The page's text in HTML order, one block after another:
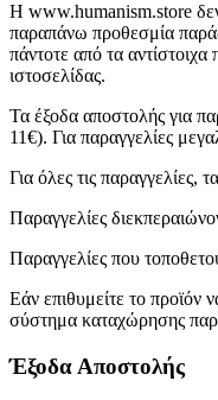
Η www.humanism.store
παραπάνω προθεσμία
πάντοτε από τα
ιστοσελίδας.
Τα έξοδα αποστολής για
11€). Για παραγγελίες
Για όλες τις παραγγελίες,
Παραγγελίες
Παραγγελίες που
Εάν επιθυμείτε το προϊόν
σύστημα καταχώρησης
Έξοδα Αποστολής